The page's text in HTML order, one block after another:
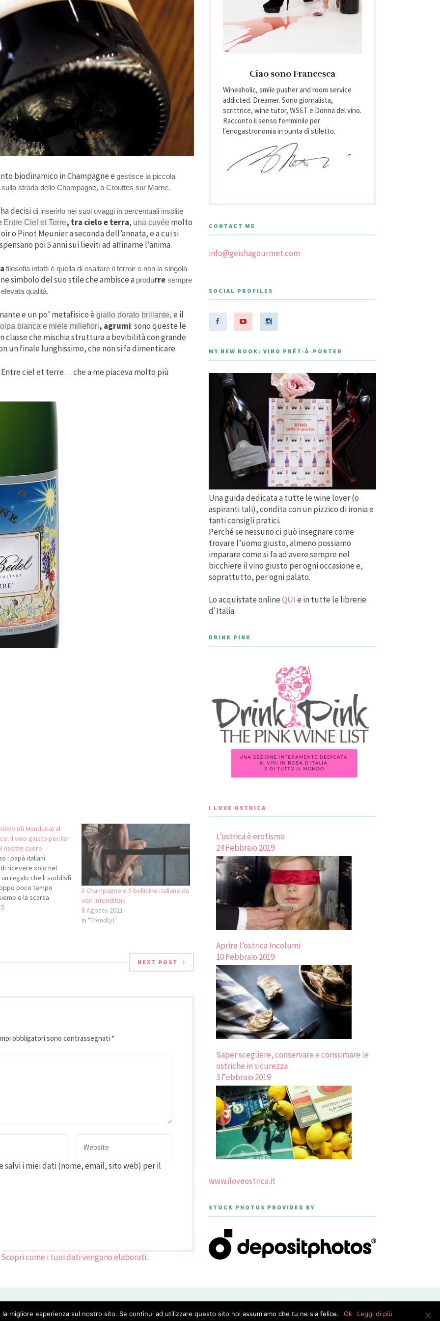
biodinamico in Champagne e gestisce la piccola
strada dello Champagne, a Crouttes sur Marne.
ha decisi di inserirlo nei suoi uvaggi in percentuali insolite
Entre Ciel et Terre, tra cielo e terra, una cuvée molto
o Pinot Meunier a seconda dell’annata, e a cui si
poi 5 anni sui lieviti ad affinarne l’anima.
filosofia infatti è quella di esaltare il terroir e non la singola
simbolo del suo stile che ambisce a produrre sempre
elevata qualità.
e un po’ metafisico è giallo dorato brillante, e il
bianca e miele millefiori, agrumi: sono queste le
che mischia struttura a bevibilità con grande
un finale lunghissimo, che non si fa dimenticare.
ciel et terre… che a me piaceva molto più
(di Manduria) al
Il vino giusto per far
nostro cuore
i papà italiani
ricevere solo nel
regalo che li soddisfi
poco tempo
e la scarsa
gusti personali sono
secondo l'80% dei
5 Champagne e 5 bollicine italiane da
veri intenditori
8 Agosto 2021
In "Trend(y)"
NEXT POST
obbligatori sono contrassegnati *
salvi i miei dati (nome, email, sito web) per il
Scopri come i tuoi dati vengono elaborati.
Ciao sono Francesca
Wineaholic, smile pusher and room service
addicted. Dreamer. Sono giornalista,
scrittrice, wine tutor, WSET e Donna del vino.
Racconto il senso femminile per
l'enogastronomia in punta di stiletto.
CONTACT ME
info@geishagourmet.com
SOCIAL PROFILES
MY NEW BOOK: VINO PRÊT-À-PORTER
Una guida dedicata a tutte le wine lover (o
aspiranti tali), condita con un pizzico di ironia e
tanti consigli pratici.
Perché se nessuno ci può insegnare come
trovare l’uomo giusto, almeno possiamo
imparare come si fa ad avere sempre nel
bicchiere il vino giusto per ogni occasione e,
soprattutto, per ogni palato.
Lo acquistate onlineQUI e in tutte le librerie
d'Italia.
DRINK PINK
I LOVE OSTRICA
L’ostrica è erotismo
24 Febbraio 2019
Aprire l’ostrica Incolumi
10 Febbraio 2019
Saper scegliere, conservare e consumare le
ostriche in sicurezza
3 Febbraio 2019
www.iloveostrica.it
STOCK PHOTOS PROVIDED BY
migliore esperienza sul nostro sito. Se continui ad utilizzare questo sito noi assumiamo che tu ne sia felice. Ok Leggi di più